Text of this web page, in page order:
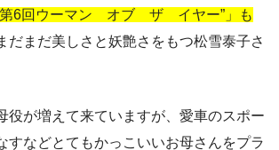
第6回ウーマン オブ ザ イヤー”」も
だまだ美しさと妖艶さをもつ松雪泰子さ
役が増えて来ていますが、愛車のスポー
すなどとてもかっこいいお母さんをプラ